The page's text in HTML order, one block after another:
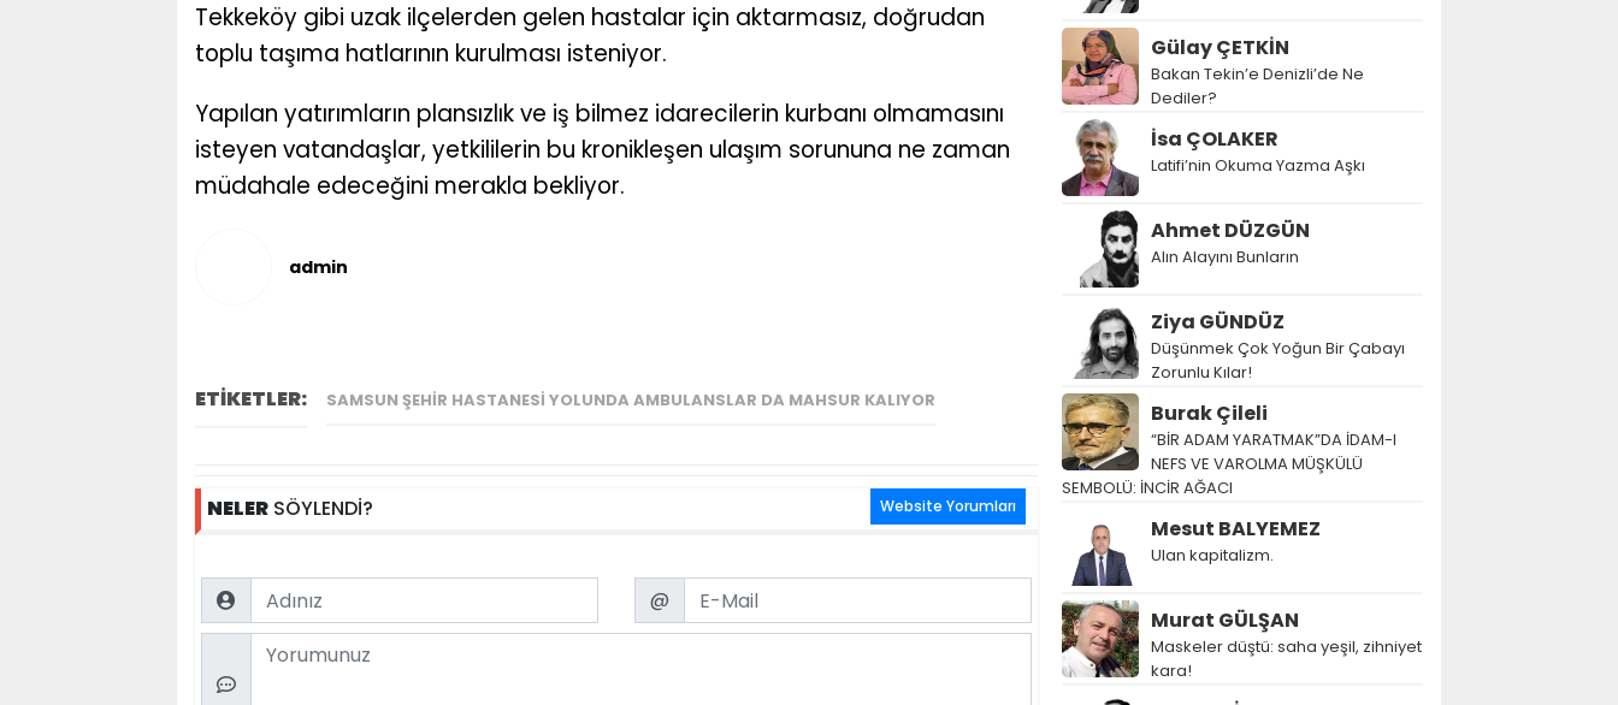
Tekkeköy gibi uzak ilçelerden gelen hastalar için aktarmasız, doğrudan
toplu taşıma hatlarının kurulması isteniyor.
Yapılan yatırımların plansızlık ve iş bilmez idarecilerin kurbanı olmamasını
isteyen vatandaşlar, yetkililerin bu kronikleşen ulaşım sorununa ne zaman
müdahale edeceğini merakla bekliyor.
admin
ETİKETLER: SAMSUN ŞEHIR HASTANESI YOLUNDA AMBULANSLAR DA MAHSUR KALIYOR
NELER SÖYLENDİ? Website Yorumları
Name Email
@
Comment
Gülay ÇETKİN
Bakan Tekin’e Denizli’de Ne
Dediler?
İsa ÇOLAKER
Latifi’nin Okuma Yazma Aşkı
Ahmet DÜZGÜN
Alın Alayını Bunların
Ziya GÜNDÜZ
Düşünmek Çok Yoğun Bir Çabayı
Zorunlu Kılar!
Burak Çileli
“BİR ADAM YARATMAK”DA İDAM-I
NEFS VE VAROLMA MÜŞKÜLÜ
SEMBOLÜ: İNCİR AĞACI
Mesut BALYEMEZ
Ulan kapitalizm.
Murat GÜLŞAN
Maskeler düştü: saha yeşil, zihniyet
kara!